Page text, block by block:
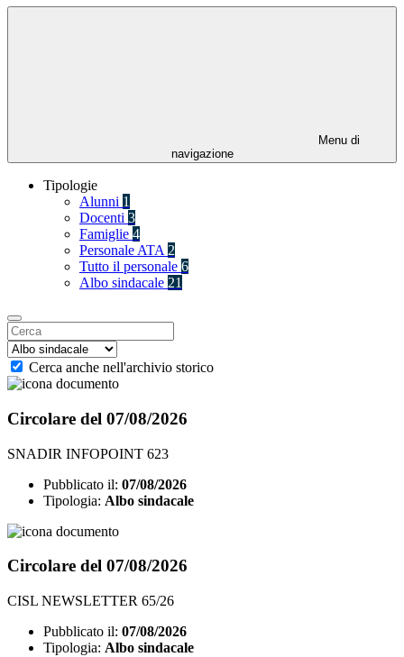
Menu di
navigazione
Tipologie
Alunni 1
Docenti 3
Famiglie 4
Personale ATA 2
Tutto il personale 6
Albo sindacale 21
Cerca anche nell'archivio storico
Circolare del 07/08/2026
SNADIR INFOPOINT 623
Pubblicato il: 07/08/2026
Tipologia: Albo sindacale
Circolare del 07/08/2026
CISL NEWSLETTER 65/26
Pubblicato il: 07/08/2026
Tipologia: Albo sindacale